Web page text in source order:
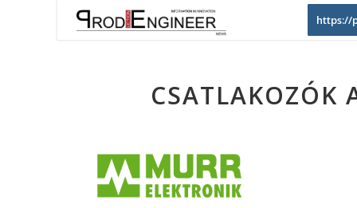
https://
CSATLAKOZÓK